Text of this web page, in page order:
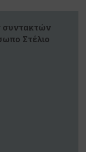
συντακτών
Στέλιο